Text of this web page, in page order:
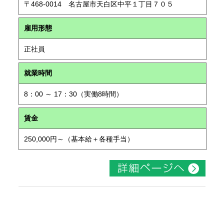
〒468-0014 名古屋市天白区中平１丁目７０５
雇用形態
正社員
就業時間
8：00 ～ 17：30（実働8時間）
賃金
250,000円～（基本給＋各種手当）